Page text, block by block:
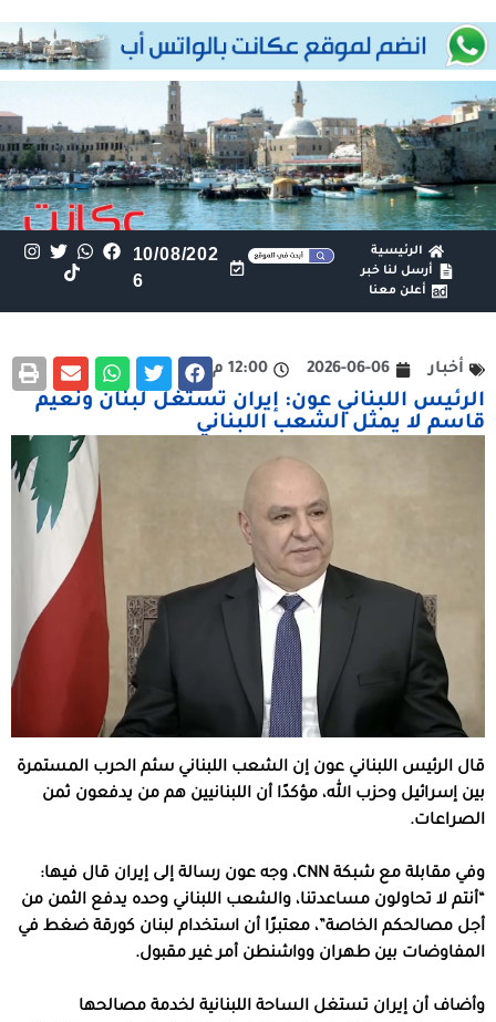
الرئيسية
أرسل لنا خبر
أعلن معنا
10/08/202
6
أخبار 2026-06-06 12:00 م
الرئيس اللبناني عون: إيران تستغل لبنان ونعيم
قاسم لا يمثل الشعب اللبناني
قال الرئيس اللبناني عون إن الشعب اللبناني سئم الحرب المستمرة
بين إسرائيل وحزب الله، مؤكدًا أن اللبنانيين هم من يدفعون ثمن
الصراعات.
وفي مقابلة مع شبكة CNN، وجه عون رسالة إلى إيران قال فيها:
“أنتم لا تحاولون مساعدتنا، والشعب اللبناني وحده يدفع الثمن من
أجل مصالحكم الخاصة”، معتبرًا أن استخدام لبنان كورقة ضغط في
المفاوضات بين طهران وواشنطن أمر غير مقبول.
وأضاف أن إيران تستغل الساحة اللبنانية لخدمة مصالحها